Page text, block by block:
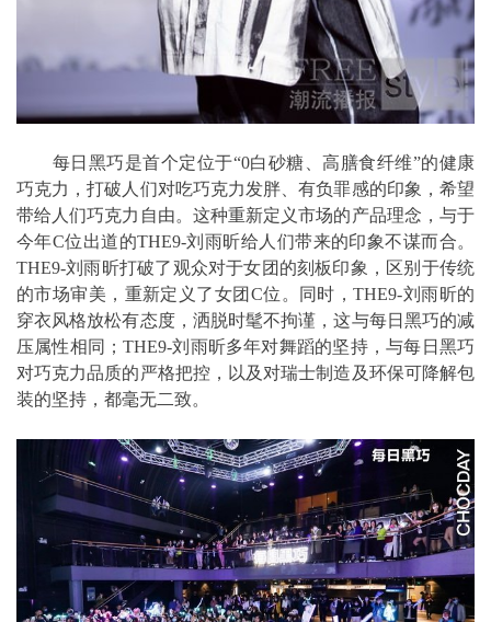
每日黑巧是首个定位于“0白砂糖、高膳食纤维”的健康
巧克力，打破人们对吃巧克力发胖、有负罪感的印象，希望
带给人们巧克力自由。这种重新定义市场的产品理念，与于
今年C位出道的THE9-刘雨昕给人们带来的印象不谋而合。
THE9-刘雨昕打破了观众对于女团的刻板印象，区别于传统
的市场审美，重新定义了女团C位。同时，THE9-刘雨昕的
穿衣风格放松有态度，洒脱时髦不拘谨，这与每日黑巧的减
压属性相同；THE9-刘雨昕多年对舞蹈的坚持，与每日黑巧
对巧克力品质的严格把控，以及对瑞士制造及环保可降解包
装的坚持，都毫无二致。